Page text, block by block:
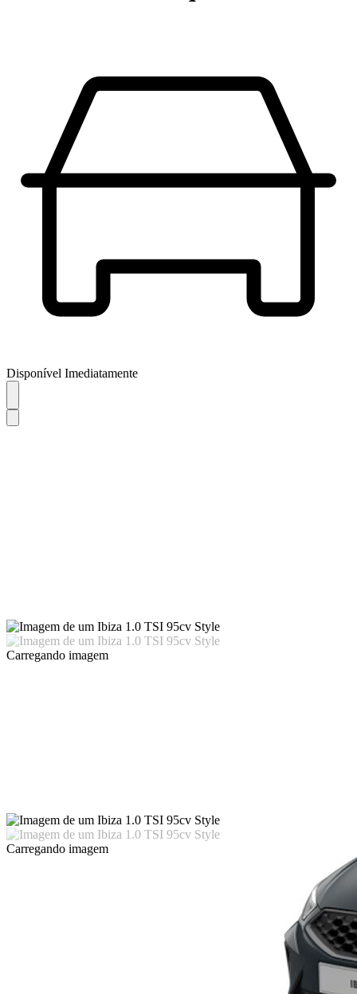
Disponível Imediatamente
Carregando imagem
Carregando imagem